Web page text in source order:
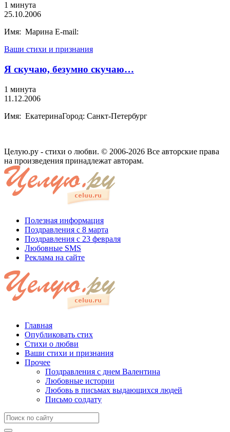
1 минута
25.10.2006
Имя: Марина E-mail:
Ваши стихи и признания
Я скучаю, безумно скучаю…
1 минута
11.12.2006
Имя: ЕкатеринаГород: Санкт-Петербург
Целую.ру - стихи о любви. © 2006-2026 Все авторские права
на произведения принадлежат авторам.
Полезная информация
Поздравления с 8 марта
Поздравления с 23 февраля
Любовные SMS
Реклама на сайте
Главная
Опубликовать стих
Стихи о любви
Ваши стихи и признания
Прочее
Поздравления с днем Валентина
Любовные истории
Любовь в письмах выдающихся людей
Письмо солдату